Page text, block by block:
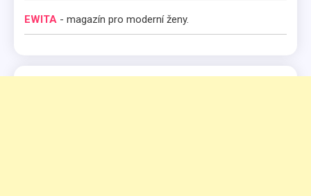
EWITA - magazín pro moderní ženy.